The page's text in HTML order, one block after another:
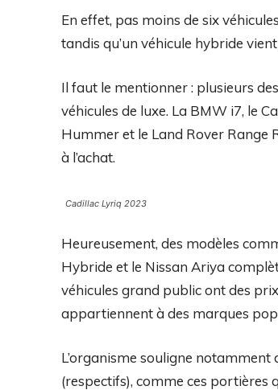
En effet, pas moins de six
tandis qu’un véhicule hybride
Il faut le mentionner : plusieurs
véhicules de luxe. La BMW i7, le
Hummer et le Land Rover Range
à l’achat.
Cadillac Lyriq 2023
Heureusement, des modèles
Hybride et le Nissan Ariya
véhicules grand public ont des
appartiennent à des marques
L’organisme souligne notamment
(respectifs), comme ces portières